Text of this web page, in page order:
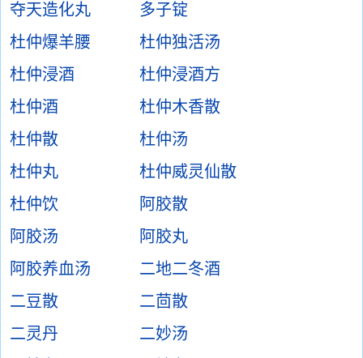
夺天造化丸
多子锭
杜仲爆羊腰
杜仲独活汤
杜仲浸酒
杜仲浸酒方
杜仲酒
杜仲木香散
杜仲散
杜仲汤
杜仲丸
杜仲威灵仙散
杜仲饮
阿胶散
阿胶汤
阿胶丸
阿胶养血汤
二地二冬酒
二豆散
二茴散
二灵丹
二妙汤